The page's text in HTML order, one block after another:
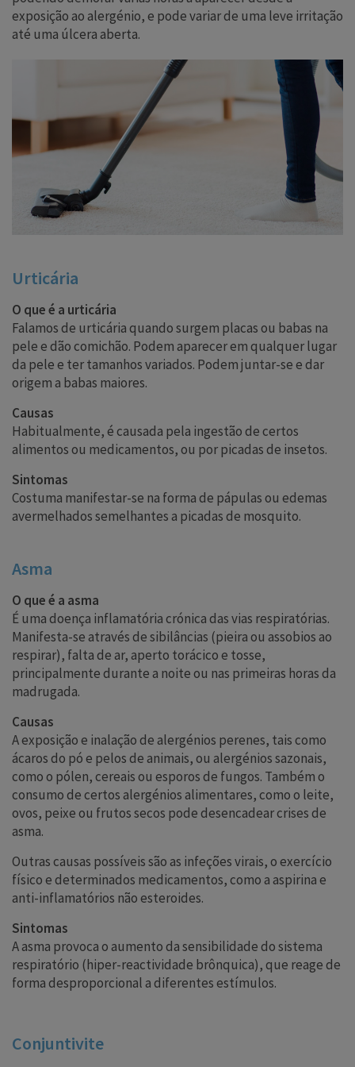
exposição ao alergénio, e pode variar de uma leve irritação
até uma úlcera aberta.
Urticária
O que é a urticária
Falamos de urticária quando surgem placas ou babas na
pele e dão comichão. Podem aparecer em qualquer lugar
da pele e ter tamanhos variados. Podem juntar-se e dar
origem a babas maiores.
Causas
Habitualmente, é causada pela ingestão de certos
alimentos ou medicamentos, ou por picadas de insetos.
Sintomas
Costuma manifestar-se na forma de pápulas ou edemas
avermelhados semelhantes a picadas de mosquito.
Asma
O que é a asma
É uma doença inflamatória crónica das vias respiratórias.
Manifesta-se através de sibilâncias (pieira ou assobios ao
respirar), falta de ar, aperto torácico e tosse,
principalmente durante a noite ou nas primeiras horas da
madrugada.
Causas
A exposição e inalação de alergénios perenes, tais como
ácaros do pó e pelos de animais, ou alergénios sazonais,
como o pólen, cereais ou esporos de fungos. Também o
consumo de certos alergénios alimentares, como o leite,
ovos, peixe ou frutos secos pode desencadear crises de
asma.
Outras causas possíveis são as infeções virais, o exercício
físico e determinados medicamentos, como a aspirina e
anti-inflamatórios não esteroides.
Sintomas
A asma provoca o aumento da sensibilidade do sistema
respiratório (hiper-reactividade brônquica), que reage de
forma desproporcional a diferentes estímulos.
Conjuntivite